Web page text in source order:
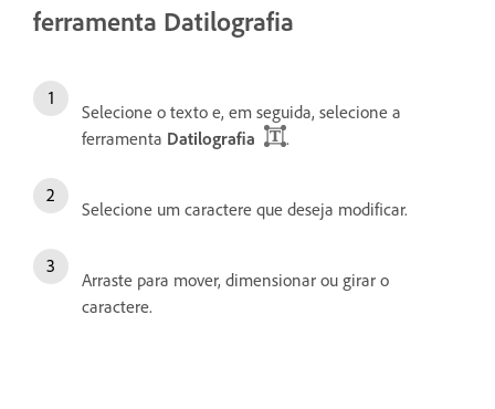
ferramenta Datilografia
Selecione o texto e, em seguida, selecione a
ferramenta Datilografia .
Selecione um caractere que deseja modificar.
Arraste para mover, dimensionar ou girar o
caractere.